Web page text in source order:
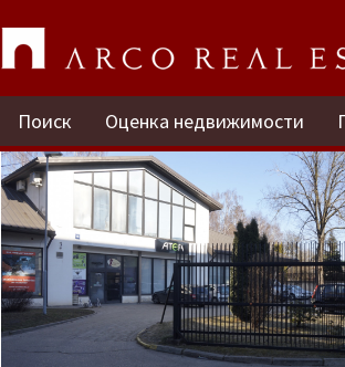
Поиск Оценка недвижимости
Ūnijas iela 11a